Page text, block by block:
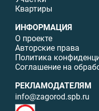
Квартиры
ИНФОРМАЦИЯ
О проекте
Авторские права
Политика
Соглашение на
РЕКЛАМОДАТЕЛЯМ
info@zagorod.spb.ru